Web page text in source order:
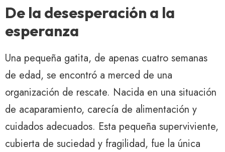
De la desesperación a la
esperanza
Una pequeña gatita, de apenas cuatro semanas
de edad, se encontró a merced de una
organización de rescate. Nacida en una situación
de acaparamiento, carecía de alimentación y
cuidados adecuados. Esta pequeña superviviente,
cubierta de suciedad y fragilidad, fue la única